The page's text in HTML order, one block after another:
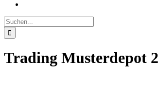
Suche
nach:
Trading Musterdepot